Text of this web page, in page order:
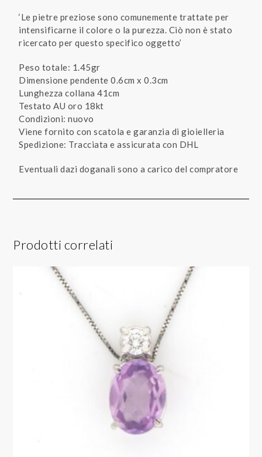
‘Le pietre preziose sono comunemente trattate per
intensificarne il colore o la purezza. Ciò non è stato
ricercato per questo specifico oggetto’
Peso totale: 1.45gr
Dimensione pendente 0.6cm x 0.3cm
Lunghezza collana 41cm
Testato AU oro 18kt
Condizioni: nuovo
Viene fornito con scatola e garanzia di gioielleria
Spedizione: Tracciata e assicurata con DHL
Eventuali dazi doganali sono a carico del compratore
Prodotti correlati